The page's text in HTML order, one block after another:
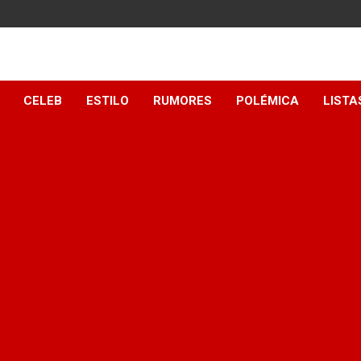
CELEB ESTILO RUMORES POLÉMICA